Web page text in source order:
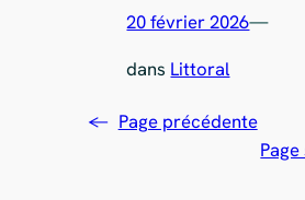
20 février 2026—
dans Littoral
← Page précédente